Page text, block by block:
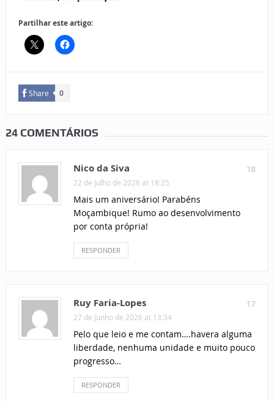
Partilhar este artigo:
Share 0
24 COMENTÁRIOS
18
Nico da Siva
22 de Julho de 2026 at 18:25
Mais um aniversário! Parabéns
Moçambique! Rumo ao desenvolvimento
por conta própria!
RESPONDER
17
Ruy Faria-Lopes
27 de Junho de 2026 at 13:34
Pelo que leio e me contam….havera alguma
liberdade, nenhuma unidade e muito pouco
progresso…
RESPONDER